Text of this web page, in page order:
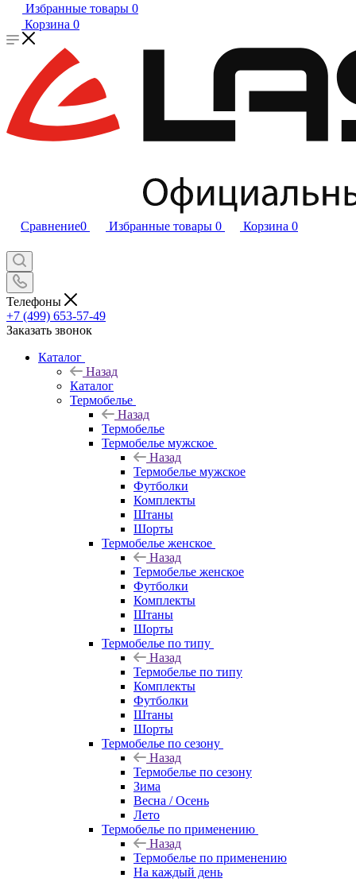
Избранные товары 0
Корзина 0
Сравнение0 Избранные товары 0 Корзина 0
Телефоны
+7 (499) 653-57-49
Заказать звонок
Каталог
Назад
Каталог
Термобелье
Назад
Термобелье
Термобелье мужское
Назад
Термобелье мужское
Футболки
Комплекты
Штаны
Шорты
Термобелье женское
Назад
Термобелье женское
Футболки
Комплекты
Штаны
Шорты
Термобелье по типу
Назад
Термобелье по типу
Комплекты
Футболки
Штаны
Шорты
Термобелье по сезону
Назад
Термобелье по сезону
Зима
Весна / Осень
Лето
Термобелье по применению
Назад
Термобелье по применению
На каждый день